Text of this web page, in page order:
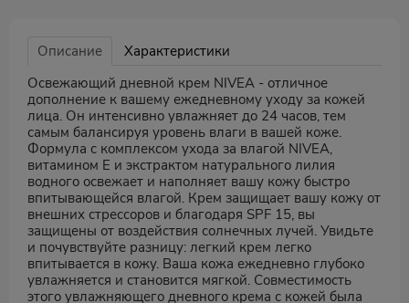
Описание
Характеристики
Освежающий дневной крем NIVEA - отличное
дополнение к вашему ежедневному уходу за кожей
лица. Он интенсивно увлажняет до 24 часов, тем
самым балансируя уровень влаги в вашей коже.
Формула с комплексом ухода за влагой NIVEA,
витамином E и экстрактом натурального лилия
водного освежает и наполняет вашу кожу быстро
впитывающейся влагой. Крем защищает вашу кожу от
внешних стрессоров и благодаря SPF 15, вы
защищены от воздействия солнечных лучей. Увидьте
и почувствуйте разницу: легкий крем легко
впитывается в кожу. Ваша кожа ежедневно глубоко
увлажняется и становится мягкой. Совместимость
этого увлажняющего дневного крема с кожей была